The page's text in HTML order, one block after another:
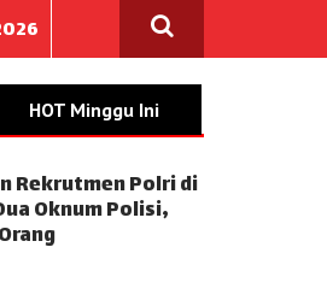
HOT Minggu Ini
Rekrutmen Polri di
Oknum Polisi,